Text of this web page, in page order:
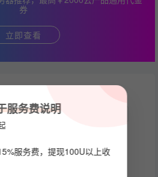
券
立即查看
管机器人 消息监听
教程 定时发消息
电报群
服务费说明
服务费，提现100U以上收